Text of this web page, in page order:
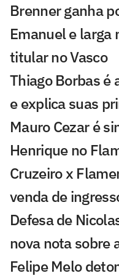
Brenner ganha
Emanuel e larga
titular no Vasco
Thiago Borbas é
e explica suas
Mauro Cezar é
Henrique no
Cruzeiro x
venda de
Defesa de
nova nota sobre
Felipe Melo